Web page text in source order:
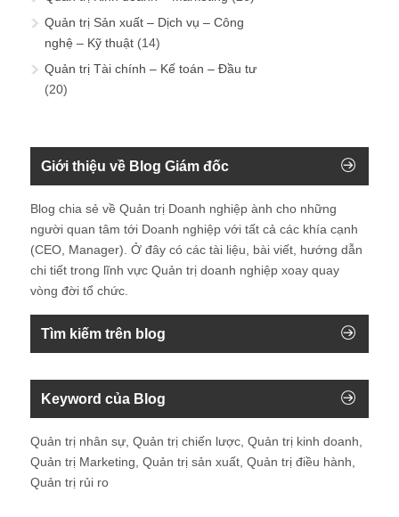
Quản trị Sản xuất – Dịch vụ – Công
nghệ – Kỹ thuật (14)
Quản trị Tài chính – Kế toán – Đầu tư
(20)
Giới thiệu về Blog Giám đốc
Blog chia sẻ về Quản trị Doanh nghiệp ành cho những
người quan tâm tới Doanh nghiệp với tất cả các khía cạnh
(CEO, Manager). Ở đây có các tài liệu, bài viết, hướng dẫn
chi tiết trong lĩnh vực Quản trị doanh nghiệp xoay quay
vòng đời tổ chức.
Tìm kiếm trên blog
Keyword của Blog
Quản trị nhân sự, Quản trị chiến lược, Quản trị kinh doanh,
Quản trị Marketing, Quản trị sản xuất, Quản trị điều hành,
Quản trị rủi ro